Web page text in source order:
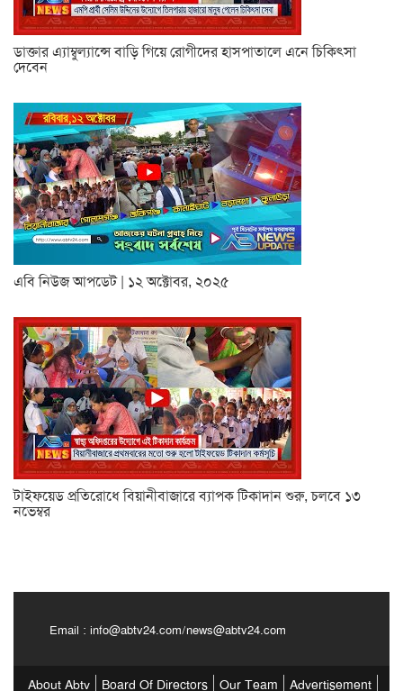
ডাক্তার এ্যাম্বুল্যান্সে বাড়ি গিয়ে রোগীদের হাসপাতালে এনে চিকিৎসা
দেবেন
এবি নিউজ আপডেট | ১২ অক্টোবর, ২০২৫
টাইফয়েড প্রতিরোধে বিয়ানীবাজারে ব্যাপক টিকাদান শুরু, চলবে ১৩
নভেম্বর
Email : info@abtv24.com/news@abtv24.com
About Abtv Board Of Directors Our Team Advertisement